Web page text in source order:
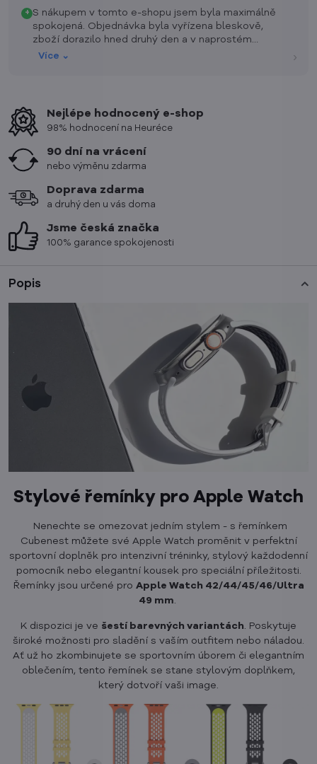
Popis
Stylové řemínky pro Apple Watch
Nenechte se omezovat jedním stylem - s řemínkem
Cubenest můžete své Apple Watch proměnit v perfektní
sportovní doplněk pro intenzivní tréninky, stylový každodenní
pomocník nebo elegantní kousek pro speciální příležitosti.
Řemínky jsou určené pro Apple Watch 42/44/45/46/Ultra
49 mm.
K dispozici je ve šestí barevných variantách. Poskytuje
široké možnosti pro sladění s vaším outfitem nebo náladou.
Ať už ho zkombinujete se sportovním úborem či elegantním
oblečením, tento řemínek se stane stylovým doplňkem,
který dotvoří vaši image.
+ S nákupem v tomto e-shopu jsem byla maximálně
spokojená. Objednávka byla vyřízena bleskově,
zboží dorazilo hned druhý den a v naprostém
pořádku. Oceňuji skvělou komunikaci a přehlednost
Více ⌄ ›
Nejlépe hodnocený e-shop
98% hodnocení na Heuréce
90 dní na vrácení
nebo výměnu zdarma
Doprava zdarma
a druhý den u vás doma
Jsme česká značka
100% garance spokojenosti